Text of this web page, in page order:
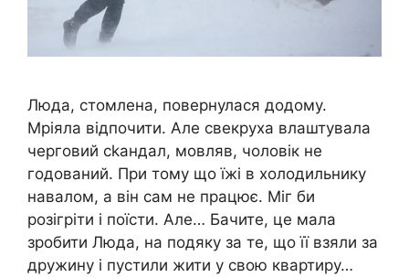
Люда, стомлена, повернулася додому.
Мріяла відпочити. Але свекруха влаштувала
черговий сkандал, мовляв, чоловік не
годований. При тому що їжі в холодильнику
навалом, а він сам не працює. Міг би
розігріти і поїсти. Але… Бачите, це мала
зробити Люда, на подяку за те, що її взяли за
дружину і пустили жити у свою квартиру…